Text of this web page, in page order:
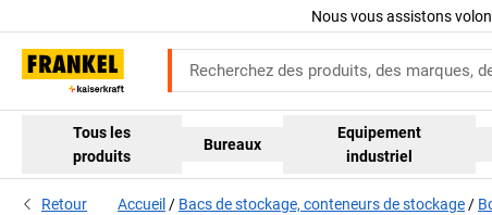
Nous vous assistons
Tous les
produits
Bureaux
Equipement
industriel
Retour Accueil Bacs de stockage, conteneurs de stockage